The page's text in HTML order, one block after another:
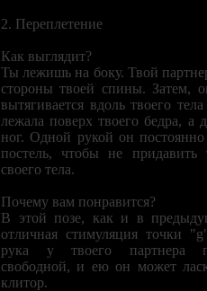
2. Переплетение
Как выглядит?
Ты лежишь на боку. Твой
стороны твоей спины. Затем,
вытягивается вдоль твоего
лежала поверх твоего бедра, а
ног. Одной рукой он
постель, чтобы не придавить
своего тела.
Почему вам понравится?
В этой позе, как и в
отличная стимуляция точки
рука у твоего партнера
свободной, и ею он может
клитор.